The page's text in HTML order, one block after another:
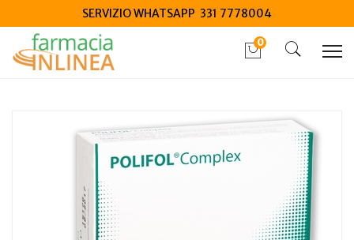
SERVIZIO WHATSAPP 331 7778004
0